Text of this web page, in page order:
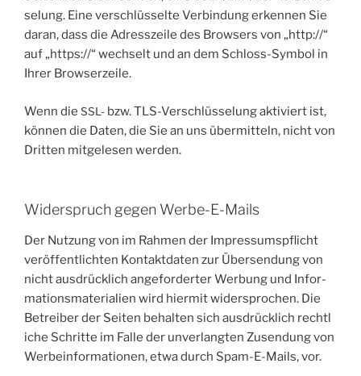
se­lung. Eine ver­schlüs­sel­te Ver­bin­dung erken­nen Sie
dar­an, dass die Adress­zei­le des Brow­sers von „http://“
auf „https://“ wech­selt und an dem Schloss-Sym­bol in
Ihrer Browserzeile.
Wenn die SSL- bzw. TLS-Ver­schlüs­se­lung akti­viert ist,
kön­nen die Daten, die Sie an uns über­mit­teln, nicht von
Drit­ten mit­ge­le­sen werden.
Widerspruch gegen Werbe-E-Mails
Der Nut­zung von im Rah­men der Impres­sums­pflicht
ver­öf­fent­lich­ten Kon­takt­da­ten zur Über­sen­dung von
nicht aus­drück­lich ange­for­der­ter Wer­bung und Infor­
ma­ti­ons­ma­te­ria­li­en wird hier­mit wider­spro­chen. Die
Betrei­ber der Sei­ten behal­ten sich aus­drück­lich recht­l
i­che Schrit­te im Fal­le der unver­lang­ten Zusen­dung von
Wer­be­infor­ma­tio­nen, etwa durch Spam-E-Mails, vor.